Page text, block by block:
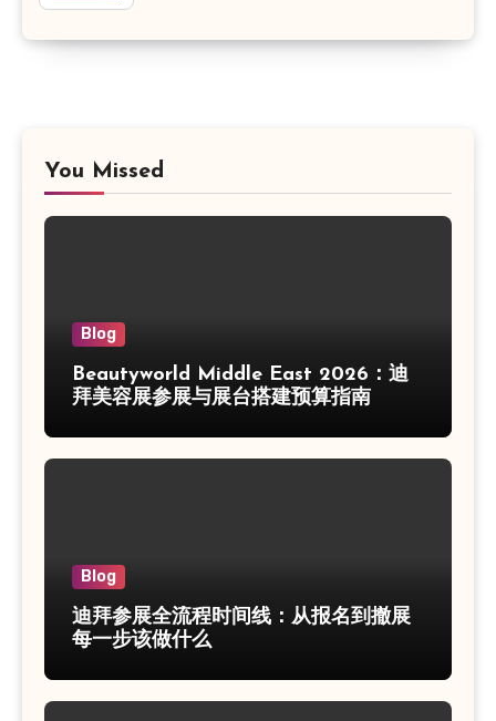
You Missed
Blog
Beautyworld Middle East 2026：迪
拜美容展参展与展台搭建预算指南
Blog
迪拜参展全流程时间线：从报名到撤展
每一步该做什么